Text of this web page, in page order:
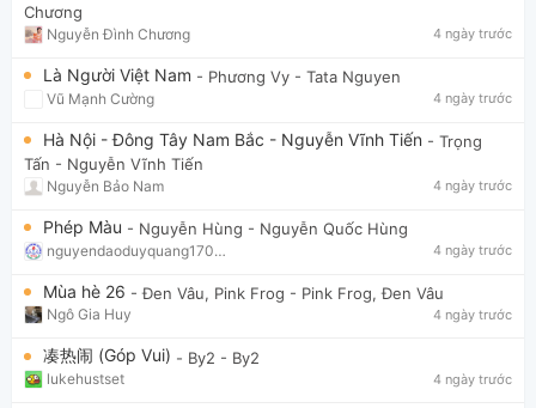
Chương
Nguyễn Đình Chương 4 ngày trước
Là Người Việt Nam - Phương Vy - Tata Nguyen
Vũ Mạnh Cường 4 ngày trước
Hà Nội - Đông Tây Nam Bắc - Nguyễn Vĩnh Tiến - Trọng
Tấn - Nguyễn Vĩnh Tiến
Nguyễn Bảo Nam 4 ngày trước
Phép Màu - Nguyễn Hùng - Nguyễn Quốc Hùng
nguyendaoduyquang17021 4 ngày trước
Mùa hè 26 - Đen Vâu, Pink Frog - Pink Frog, Đen Vâu
Ngô Gia Huy 4 ngày trước
凑热闹 (Góp Vui) - By2 - By2
lukehustset 4 ngày trước